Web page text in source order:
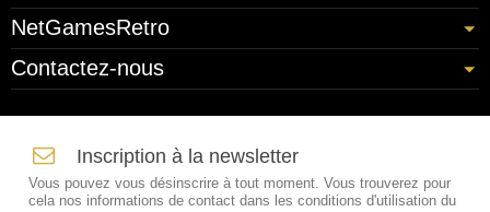
NetGamesRetro
Contactez-nous
Inscription à la newsletter
Vous pouvez vous désinscrire à tout moment. Vous trouverez pour
cela nos informations de contact dans les conditions d'utilisation du